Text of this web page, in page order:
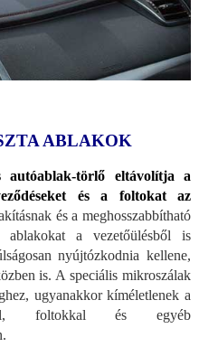
ABLAKOK
autóablak-törlő eltávolítja a
és a foltokat az
és a meghosszabbítható
ablakokat a vezetőülésből is
nyújtózkodnia kellene,
is. A speciális mikroszálak
ugyanakkor kíméletlenek a
foltokkal és egyéb